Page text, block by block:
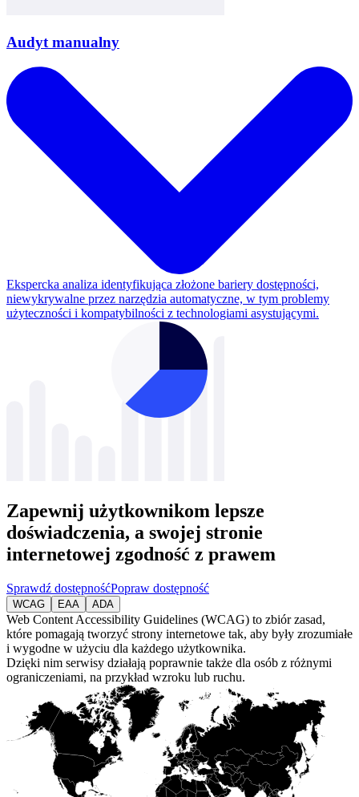
Audyt manualny
Ekspercka analiza identyfikująca złożone bariery dostępności,
niewykrywalne przez narzędzia automatyczne, w tym problemy
użyteczności i kompatybilności z technologiami asystującymi.
Zapewnij użytkownikom lepsze
doświadczenia, a swojej stronie
internetowej zgodność z prawem
Sprawdź dostępnośćPopraw dostępność
WCAG EAA ADA
Web Content Accessibility Guidelines (WCAG) to zbiór zasad,
które pomagają tworzyć strony internetowe tak, aby były zrozumiałe
i wygodne w użyciu dla każdego użytkownika.
Dzięki nim serwisy działają poprawnie także dla osób z różnymi
ograniczeniami, na przykład wzroku lub ruchu.